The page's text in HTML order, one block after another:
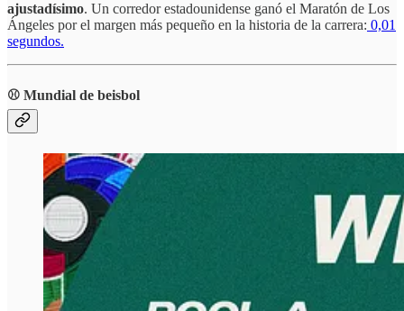
ajustadísimo. Un corredor estadounidense ganó el Maratón de Los
Ángeles por el margen más pequeño en la historia de la carrera: 0,01
segundos.
⚾️ Mundial de beisbol